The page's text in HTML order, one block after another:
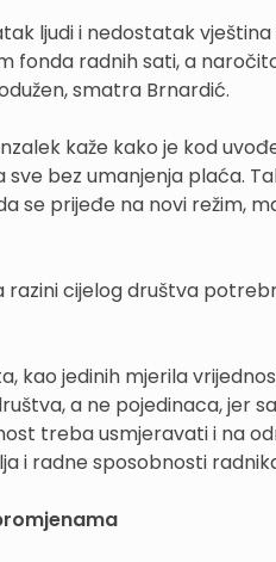
ljudi i nedostatak
fonda radnih sati, a
smatra Brnardić.
kaže kako je kod
bez umanjenja plaća.
se prijeđe na novi režim,
cijelog društva
kao jedinih mjerila
a ne pojedinaca, jer
treba usmjeravati i na
i radne sposobnosti